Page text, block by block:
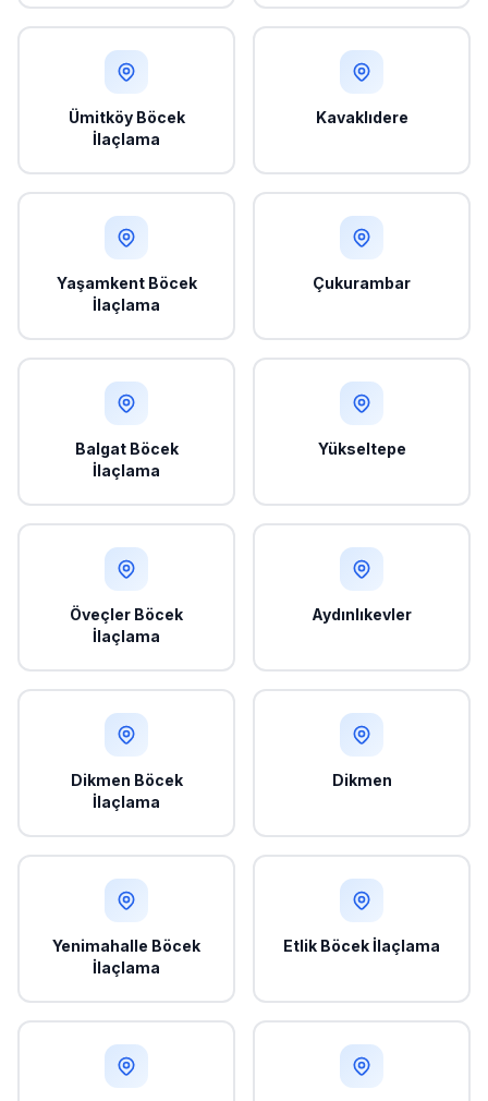
Ümitköy Böcek
İlaçlama
Kavaklıdere
Yaşamkent Böcek
İlaçlama
Çukurambar
Balgat Böcek
İlaçlama
Yükseltepe
Öveçler Böcek
İlaçlama
Aydınlıkevler
Dikmen Böcek
İlaçlama
Dikmen
Yenimahalle Böcek
İlaçlama
Etlik Böcek İlaçlama